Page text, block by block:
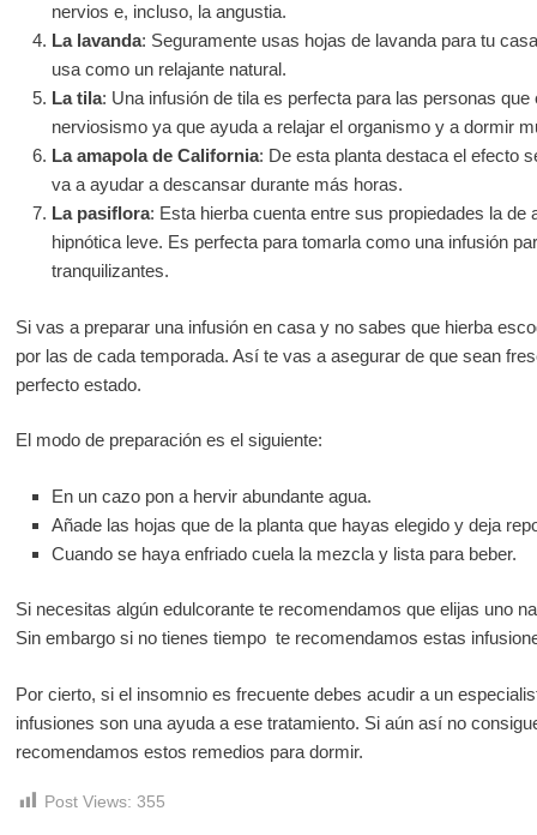
nervios e, incluso, la angustia.
La lavanda: Seguramente usas hojas de lavanda para tu
usa como un relajante natural.
La tila: Una infusión de tila es perfecta para las personas
nerviosismo ya que ayuda a relajar el organismo y a dormir
La amapola de California: De esta planta destaca el efecto
va a ayudar a descansar durante más horas.
La pasiflora: Esta hierba cuenta entre sus propiedades la
hipnótica leve. Es perfecta para tomarla como una infusión
tranquilizantes.
Si vas a preparar una infusión en casa y no sabes que hierba
por las de cada temporada. Así te vas a asegurar de que sean
perfecto estado.
El modo de preparación es el siguiente:
En un cazo pon a hervir abundante agua.
Añade las hojas que de la planta que hayas elegido y deja
Cuando se haya enfriado cuela la mezcla y lista para beber.
Si necesitas algún edulcorante te recomendamos que elijas uno
Sin embargo si no tienes tiempo te recomendamos estas
Por cierto, si el insomnio es frecuente debes acudir a un
infusiones son una ayuda a ese tratamiento. Si aún así no
recomendamos estos remedios para dormir.
Post Views: 355